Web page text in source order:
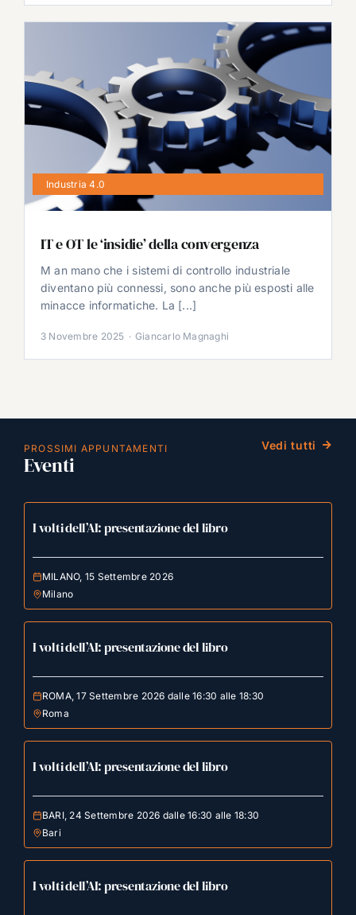
Industria 4.0
IT e OT le ‘insidie’ della convergenza
M an mano che i sistemi di controllo industriale
diventano più connessi, sono anche più esposti alle
minacce informatiche. La [...]
3 Novembre 2025 · Giancarlo Magnaghi
PROSSIMI APPUNTAMENTI
Eventi
Vedi tutti
I volti dell’AI: presentazione del libro
MILANO, 15 Settembre 2026
Milano
I volti dell’AI: presentazione del libro
ROMA, 17 Settembre 2026 dalle 16:30 alle 18:30
Roma
I volti dell’AI: presentazione del libro
BARI, 24 Settembre 2026 dalle 16:30 alle 18:30
Bari
I volti dell’AI: presentazione del libro